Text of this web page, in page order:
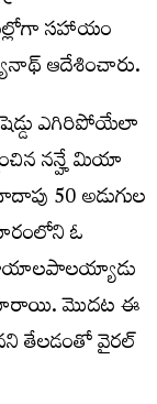
సహాయం
ఆదేశించారు.
ఎగిరిపోయేలా
నన్హే మియా
50 అడుగుల
ఓ
మొదట ఈ
తేలడంతో వైరల్